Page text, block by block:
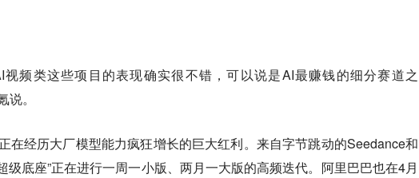
视频类这些项目的表现确实很不错，可以说是AI最赚钱的细分赛道之
说。
在经历大厂模型能力疯狂增长的巨大红利。来自字节跳动的Seedance和
级底座”正在进行一周一小版、两月一大版的高频迭代。阿里巴巴也在4月